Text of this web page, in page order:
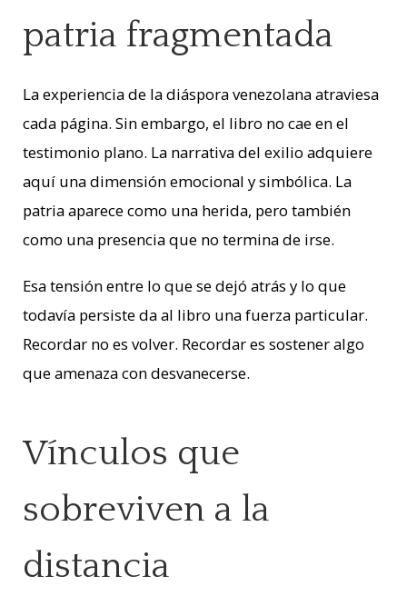
patria fragmentada
La experiencia de la diáspora venezolana atraviesa
cada página. Sin embargo, el libro no cae en el
testimonio plano. La narrativa del exilio adquiere
aquí una dimensión emocional y simbólica. La
patria aparece como una herida, pero también
como una presencia que no termina de irse.
Esa tensión entre lo que se dejó atrás y lo que
todavía persiste da al libro una fuerza particular.
Recordar no es volver. Recordar es sostener algo
que amenaza con desvanecerse.
Vínculos que
sobreviven a la
distancia